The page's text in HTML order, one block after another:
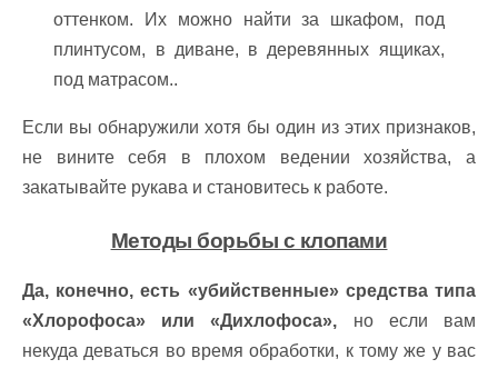
оттенком. Их можно найти за шкафом, под
плинтусом, в диване, в деревянных ящиках,
под матрасом..
Если вы обнаружили хотя бы один из этих признаков,
не вините себя в плохом ведении хозяйства, а
закатывайте рукава и становитесь к работе.
Методы борьбы с клопами
Да, конечно, есть «убийственные» средства типа
«Хлорофоса» или «Дихлофоса», но если вам
некуда деваться во время обработки, к тому же у вас